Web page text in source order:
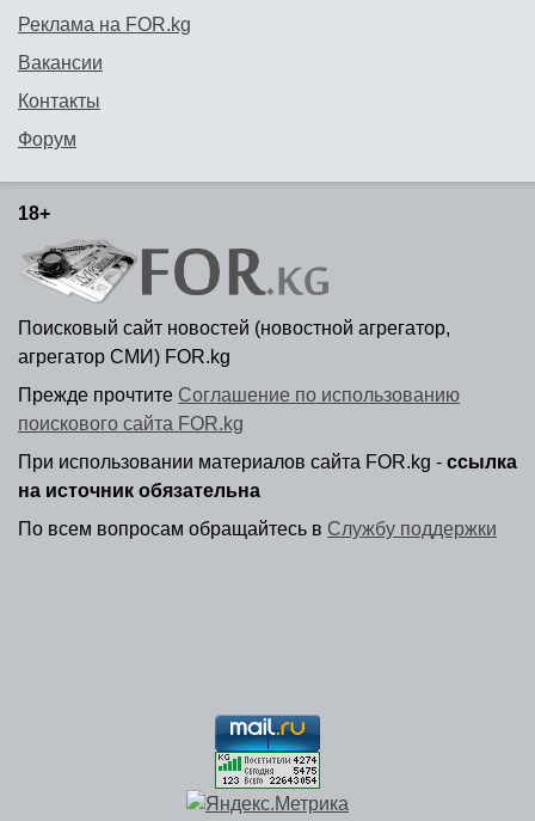
Реклама на FOR.kg
Вакансии
Контакты
Форум
18+
Поисковый сайт новостей (новостной агрегатор,
агрегатор СМИ) FOR.kg
Прежде прочтите Соглашение по использованию
поискового сайта FOR.kg
При использовании материалов сайта FOR.kg - ссылка
на источник обязательна
По всем вопросам обращайтесь в Службу поддержки